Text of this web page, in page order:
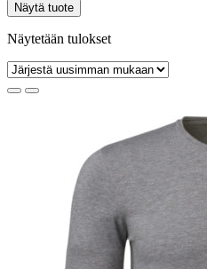
Näytä tuote
Näytetään tulokset